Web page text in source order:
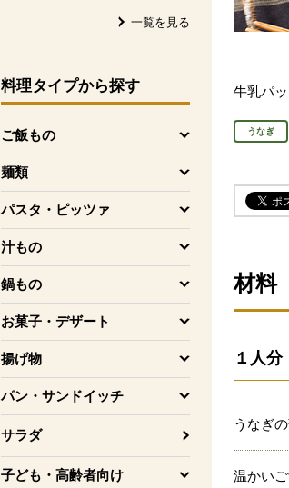
一覧を見る
料理タイプから探す
ご飯もの
を開く
麺類
を開く
パスタ・ピッツァ
を開く
汁もの
を開く
鍋もの
を開く
お菓子・デザート
を開く
揚げ物
を開く
パン・サンドイッチ
を開く
サラダ
子ども・高齢者向け
を開く
牛乳パ
うなぎ
材料
１人
うなぎ
温かい